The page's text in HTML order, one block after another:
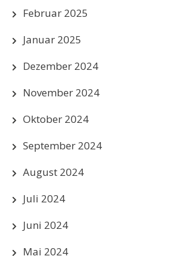
Februar 2025
Januar 2025
Dezember 2024
November 2024
Oktober 2024
September 2024
August 2024
Juli 2024
Juni 2024
Mai 2024